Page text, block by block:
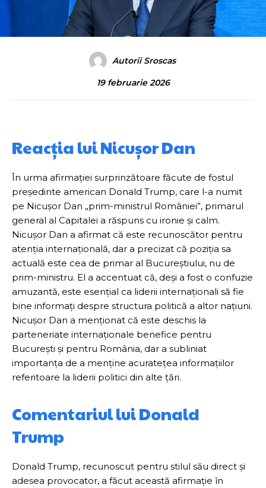
Autorii Sroscas
19 februarie 2026
Reacția lui Nicușor Dan
În urma afirmației surprinzătoare făcute de fostul
președinte american Donald Trump, care l-a numit
pe Nicușor Dan „prim-ministrul României”, primarul
general al Capitalei a răspuns cu ironie și calm.
Nicușor Dan a afirmat că este recunoscător pentru
atenția internațională, dar a precizat că poziția sa
actuală este cea de primar al Bucureștiului, nu de
prim-ministru. El a accentuat că, deși a fost o confuzie
amuzantă, este esențial ca liderii internaționali să fie
bine informați despre structura politică a altor națiuni.
Nicușor Dan a menționat că este deschis la
parteneriate internaționale benefice pentru
București și pentru România, dar a subliniat
importanța de a menține acuratețea informațiilor
referitoare la liderii politici din alte țări.
Comentariul lui Donald
Trump
Donald Trump, recunoscut pentru stilul său direct și
adesea provocator, a făcut această afirmație în